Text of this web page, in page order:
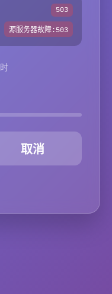
503
源服务器故障:503
取消